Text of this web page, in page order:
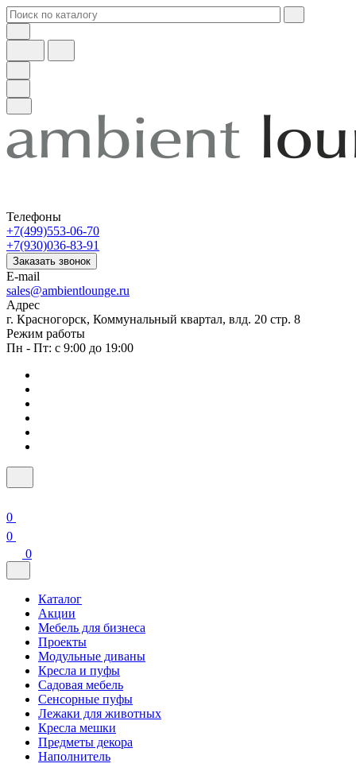
Телефоны
+7(499)553-06-70
+7(930)036-83-91
Заказать звонок
E-mail
sales@ambientlounge.ru
Адрес
г. Красногорск, Коммунальный квартал, влд. 20 стр. 8
Режим работы
Пн - Пт: с 9:00 до 19:00
0
0
0
Каталог
Акции
Мебель для бизнеса
Проекты
Модульные диваны
Кресла и пуфы
Садовая мебель
Сенсорные пуфы
Лежаки для животных
Кресла мешки
Предметы декора
Наполнитель